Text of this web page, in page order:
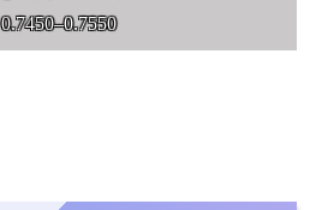
0.7450–0.7550